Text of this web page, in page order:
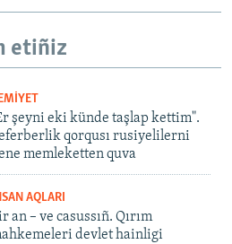
etiñiz
şeyni eki künde taşlap kettim".
qorqusı rusiyelilerni
memleketten quva
AQLARI
an – ve casussıñ. Qırım
devlet hainligi